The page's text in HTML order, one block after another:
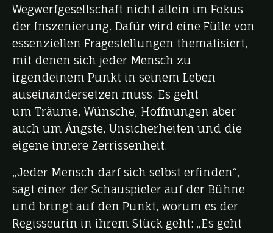
Wegwerfgesellschaft nicht allein im Fokus
der Inszenierung. Dafür wird eine Fülle von
essenziellen Fragestellungen thematisiert,
mit denen sich jeder Mensch zu
irgendeinem Punkt in seinem Leben
auseinandersetzen muss. Es geht
um Träume, Wünsche, Hoffnungen aber
auch um Ängste, Unsicherheiten und die
eigene innere Zerrissenheit.
„Jeder Mensch darf sich selbst erfinden“,
sagt einer der Schauspieler auf der Bühne
und bringt auf den Punkt, worum es der
Regisseurin in ihrem Stück geht: „Es geht